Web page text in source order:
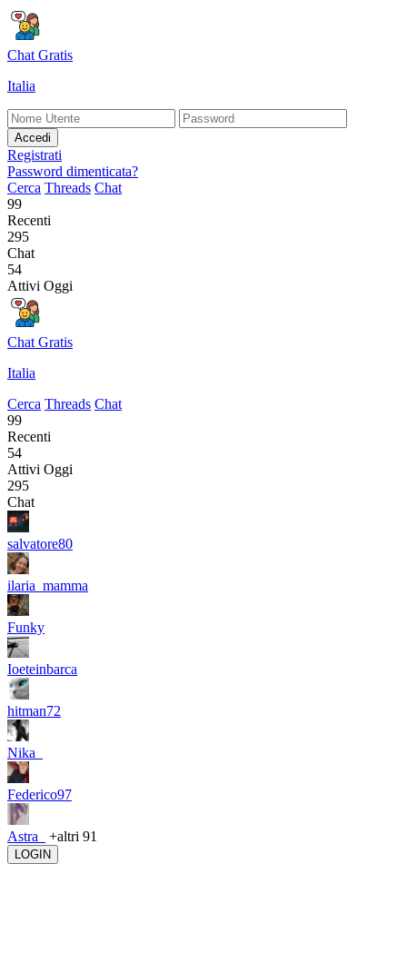
Chat Gratis
Italia
Accedi
Registrati
Password dimenticata?
Cerca Threads Chat
99
Recenti
295
Chat
54
Attivi Oggi
Chat Gratis
Italia
Cerca Threads Chat
99
Recenti
54
Attivi Oggi
295
Chat
salvatore80
ilaria_mamma
Funky
Ioeteinbarca
hitman72
Nika_
Federico97
Astra_ +altri 91
LOGIN